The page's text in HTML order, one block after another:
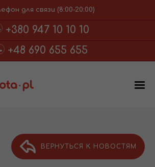
для связи (8:00-20:00)
+380 947 10 10 10
+48 690 655 655
ВЕРНУТЬСЯ К НОВОСТЯМ